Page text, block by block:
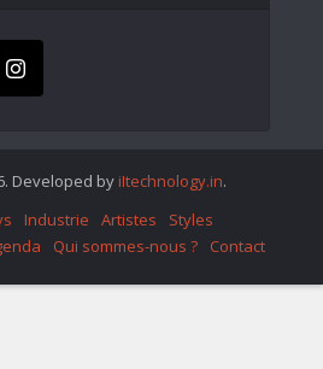
Developed by iItechnology.in.
Industrie Artistes
Styles
Qui sommes-nous ? Contact